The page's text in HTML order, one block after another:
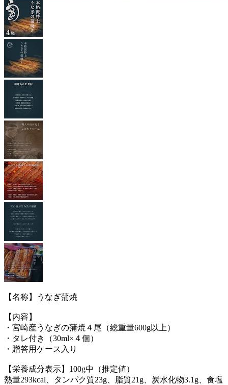
【名称】うなぎ蒲焼
【内容】
・宮崎産うなぎの蒲焼４尾（総重量600g以上）
・タレ付き（30ml×４個）
・贈答用ケース入り
【栄養成分表示】100g中（推定値）
熱量293kcal、タンパク質23g、脂質21g、炭水化物3.1g、食塩